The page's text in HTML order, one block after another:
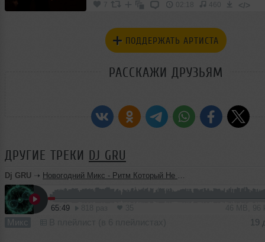
7 02:18 460 </>
ПОДДЕРЖАТЬ АРТИСТА
РАССКАЖИ ДРУЗЬЯМ
ДРУГИЕ ТРЕКИ DJ GRU
Dj GRU ➝ Новогодний Микс - Ритм Который Не Оставит Равнодушным 2
65:49
Микс 19